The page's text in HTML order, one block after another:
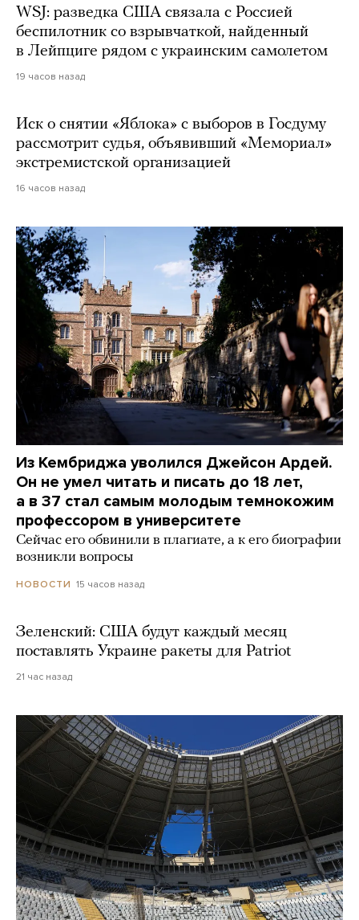
WSJ: разведка США связала с Россией
беспилотник со взрывчаткой, найденный
в Лейпциге рядом с украинским самолетом
19 часов назад
Иск о снятии «Яблока» с выборов в Госдуму
рассмотрит судья, объявивший «Мемориал»
экстремистской организацией
16 часов назад
Из Кембриджа уволился Джейсон Ардей.
Он не умел читать и писать до 18 лет,
а в 37 стал самым молодым темнокожим
профессором в университете
Сейчас его обвинили в плагиате, а к его биографии
возникли вопросы
НОВОСТИ 15 часов назад
Зеленский: США будут каждый месяц
поставлять Украине ракеты для Patriot
21 час назад